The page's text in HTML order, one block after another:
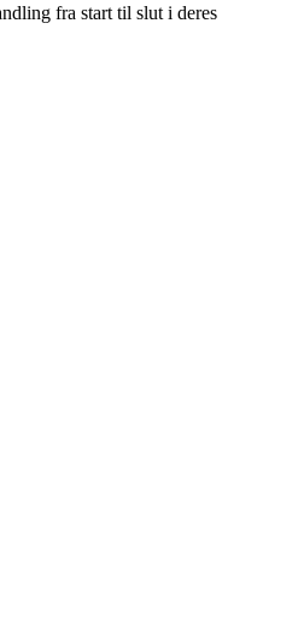
fra start til slut i deres